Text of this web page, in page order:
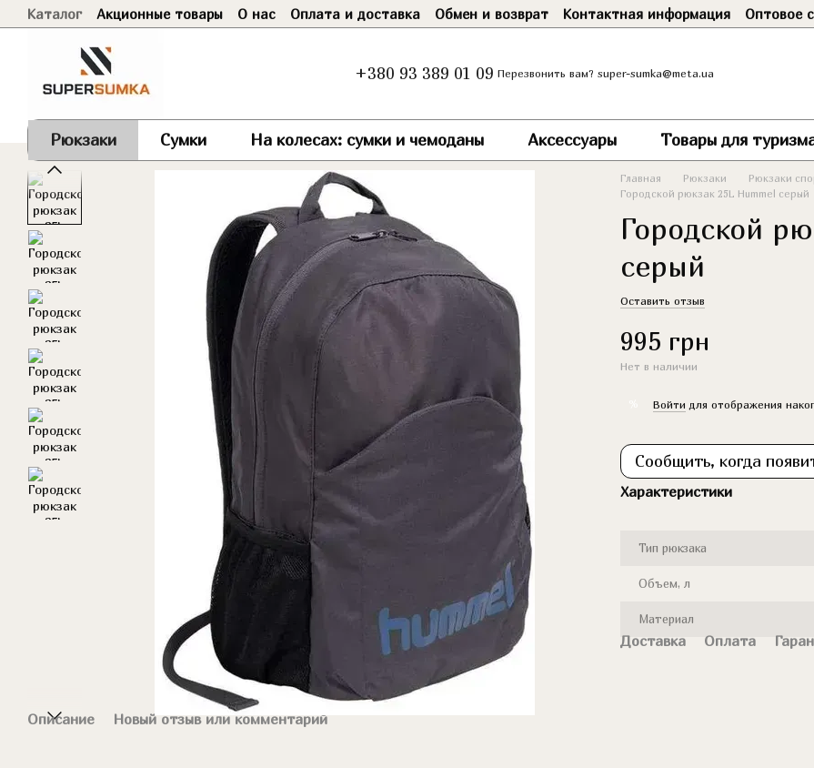
Перейти к основному контенту
Каталог Акционные товары О нас Оплата и доставка Обмен и возврат Контактная информация Оптовое
+380 93 389 01 09 Перезвонить вам? super-sumka@meta.ua
Рюкзаки Сумки На колесах: сумки и чемоданы Аксессуары Товары для
Описание Новый отзыв или комментарий
Главная Рюкзаки Рюкзаки
Городской рюкзак 25L Hummel серый
Городской
серый
Оставить отзыв
995 грн
Нет в наличии
Войти для отображения
Сообщить, когда
Характеристики
Тип рюкзака
Объем, л
Материал
Доставка Оплата